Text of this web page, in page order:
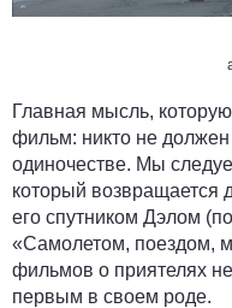
Главная мысль,
фильм: никто не должен
одиночестве. Мы
который возвращается
его спутником Дэлом
«Самолетом, поездом,
фильмов о приятелях
первым в своем роде.